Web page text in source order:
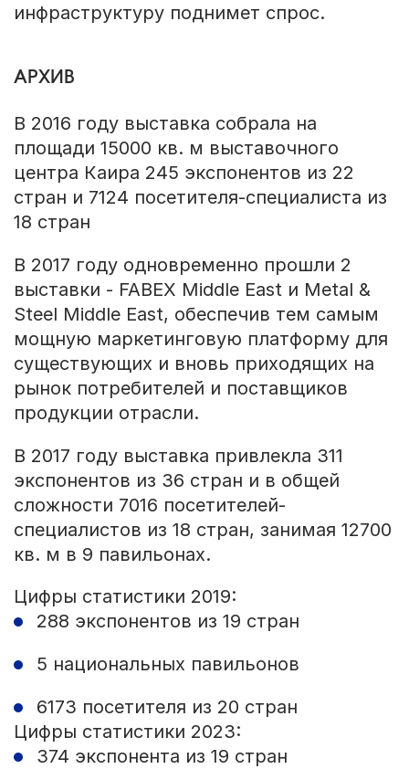
инфраструктуру поднимет спрос.
АРХИВ
В 2016 году выставка собрала на
площади 15000 кв. м выставочного
центра Каира 245 экспонентов из 22
стран и 7124 посетителя-специалиста из
18 стран
В 2017 году одновременно прошли 2
выставки - FABEX Middle East и Metal &
Steel Middle East, обеспечив тем самым
мощную маркетинговую платформу для
существующих и вновь приходящих на
рынок потребителей и поставщиков
продукции отрасли.
В 2017 году выставка привлекла 311
экспонентов из 36 стран и в общей
сложности 7016 посетителей-
специалистов из 18 стран, занимая 12700
кв. м в 9 павильонах.
Цифры статистики 2019:
288 экспонентов из 19 стран
5 национальных павильонов
6173 посетителя из 20 стран
Цифры статистики 2023:
374 экспонента из 19 стран